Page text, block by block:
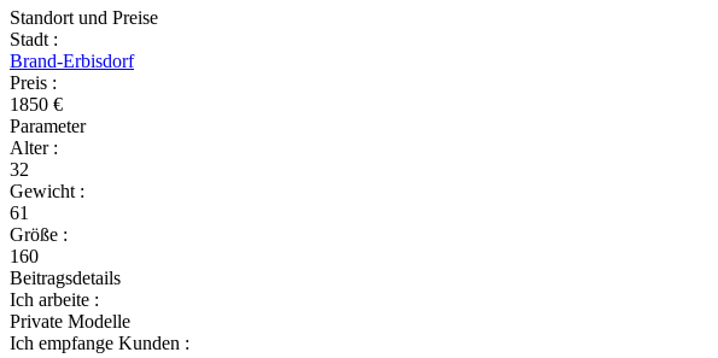
Standort und Preise
Stadt :
Brand-Erbisdorf
Preis :
1850 €
Parameter
Alter :
32
Gewicht :
61
Größe :
160
Beitragsdetails
Ich arbeite :
Private Modelle
Ich empfange Kunden :